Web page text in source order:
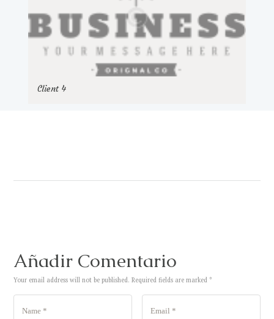
Client 4
Añadir Comentario
Your email address will not be published. Required fields are marked *